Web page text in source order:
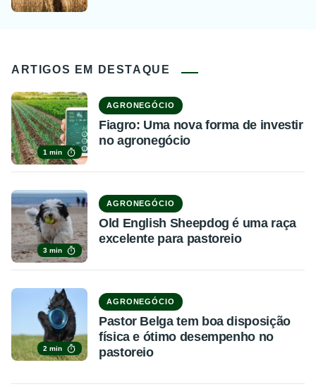
ARTIGOS EM DESTAQUE
1 min
AGRONEGÓCIO
Fiagro: Uma nova forma de investir
no agronegócio
3 min
AGRONEGÓCIO
Old English Sheepdog é uma raça
excelente para pastoreio
2 min
AGRONEGÓCIO
Pastor Belga tem boa disposição
física e ótimo desempenho no
pastoreio